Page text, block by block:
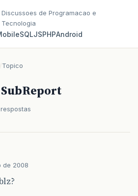
Discussoes de Programacao e
Tecnologia
SQLJSPHPAndroid
/Topico
de 2008